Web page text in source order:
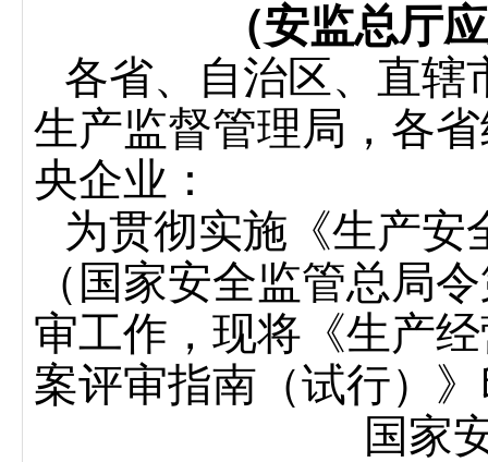
（安监总厅
各省、自治区、直辖
生产监督管理局，各
央企业：
为贯彻实施《生产安
（国家安全监管总局
审工作，现将《生产
案评审指南（试行）
国家